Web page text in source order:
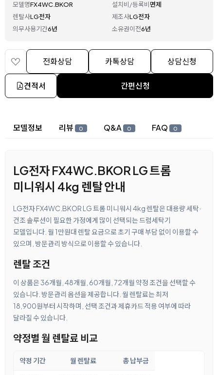
모델명FX4WC.BKOR 설치비/등록비면제
렌탈사LG전자 제조사LG전자
의무사용기간6년 소유권이전6년
전화상담 카톡상담 상담신청
견적서 간편신청
상세 정보
모델정보 리뷰 0 Q&A 0 FAQ 0
LG전자 FX4WC.BKOR LG 트롬
미니워시 4kg 렌탈 안내
LG전자 FX4WC.BKOR LG 트롬 미니워시 4kg 렌탈은 대용량 세탁·
건조 솔루션이 필요한 가정에게 많이 선택되는 드럼세탁기
모델입니다. 월 1만원대 렌탈 요금으로 초기 구매 부담 없이 이용할 수
있으며, 방문관리 방식으로 이용할 수 있습니다.
렌탈 조건
이 상품은 36개월, 48개월, 60개월, 72개월 약정 조건을 선택할 수
있습니다. 방문관리 옵션을 제공합니다. 월 렌탈료는 최저
18,900원부터 시작하며, 선택 조건과 제휴카드 적용 여부에 따라
달라질 수 있습니다.
약정별 월 렌탈료 비교
약정 기간 월 렌탈료 총 납부금